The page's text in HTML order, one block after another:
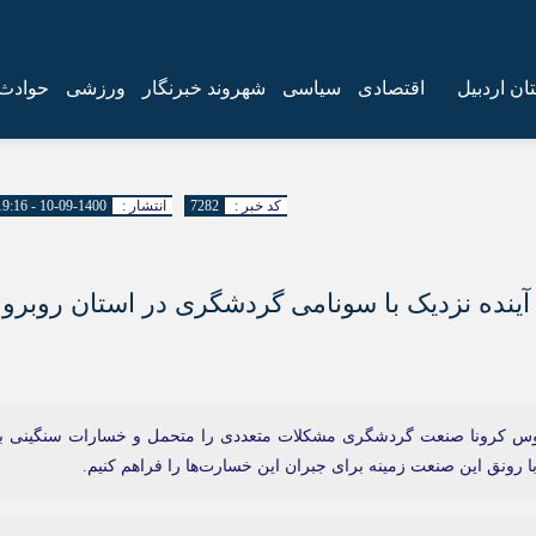
اردبیل اقتصادی سیاسی شهروند خبرنگار ورزشی
انتشار : 1400-09-10 - 19:16 کد خبر : 7282
نزدیک با سونامی گردشگری در استان روبرو
کرونا صنعت گردشگری مشکلات متعددی را متحمل و خسارات سنگینی
رونق این صنعت زمینه برای جبران این خسارت‌ها را فراهم کنیم.